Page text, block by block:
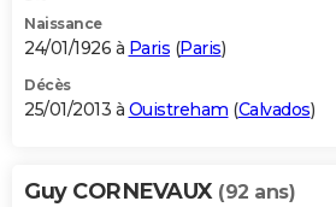
Naissance
24/01/1926 à Paris (Paris)
Décès
25/01/2013 à Ouistreham (Calvados)
Guy CORNEVAUX (92 ans)